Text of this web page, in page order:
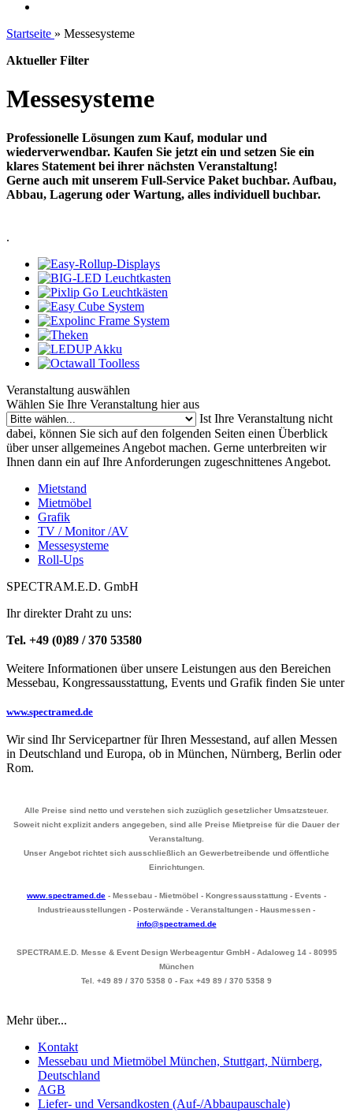
Startseite » Messesysteme
Aktueller Filter
Messesysteme
Professionelle Lösungen zum Kauf, modular und
wiederverwendbar. Kaufen Sie jetzt ein und setzen Sie ein
klares Statement bei ihrer nächsten Veranstaltung!
Gerne auch mit unserem Full-Service Paket buchbar. Aufbau,
Abbau, Lagerung oder Wartung, alles individuell buchbar.
.
Veranstaltung auswählen
Wählen Sie Ihre Veranstaltung hier aus
Ist Ihre Veranstaltung nicht
dabei, können Sie sich auf den folgenden Seiten einen Überblick
über unser allgemeines Angebot machen. Gerne unterbreiten wir
Ihnen dann ein auf Ihre Anforderungen zugeschnittenes Angebot.
Mietstand
Mietmöbel
Grafik
TV / Monitor /AV
Messesysteme
Roll-Ups
SPECTRAM.E.D. GmbH
Ihr direkter Draht zu uns:
Tel. +49 (0)89 / 370 53580
Weitere Informationen über unsere Leistungen aus den Bereichen
Messebau, Kongressausstattung, Events und Grafik finden Sie unter
www.spectramed.de
Wir sind Ihr Servicepartner für Ihren Messestand, auf allen Messen
in Deutschland und Europa, ob in München, Nürnberg, Berlin oder
Rom.
Alle Preise sind netto und verstehen sich zuzüglich gesetzlicher Umsatzsteuer.
Soweit nicht explizit anders angegeben, sind alle Preise Mietpreise für die Dauer der
Veranstaltung.
Unser Angebot richtet sich ausschließlich an Gewerbetreibende und öffentliche
Einrichtungen.
www.spectramed.de - Messebau - Mietmöbel - Kongressausstattung - Events -
Industrieausstellungen - Posterwände - Veranstaltungen - Hausmessen -
info@spectramed.de
SPECTRAM.E.D. Messe & Event Design Werbeagentur GmbH - Adaloweg 14 - 80995
München
Tel. +49 89 / 370 5358 0 - Fax +49 89 / 370 5358 9
Mehr über...
Kontakt
Messebau und Mietmöbel München, Stuttgart, Nürnberg,
Deutschland
AGB
Liefer- und Versandkosten (Auf-/Abbaupauschale)